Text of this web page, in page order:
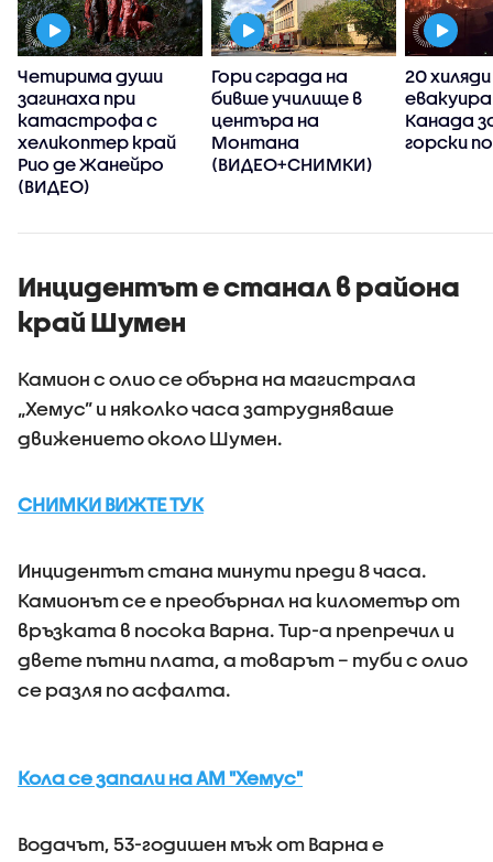
Четирима души
загинаха при
катастрофа с
хеликоптер край
Рио де Жанейро
(ВИДЕО)
Гори сграда на
бивше училище в
центъра на
Монтана
(ВИДЕО+СНИМКИ)
20
Канада
горски
Инцидентът е станал в района
край Шумен
Камион с олио се обърна на магистрала
„Хемус” и няколко часа затрудняваше
движението около Шумен.
СНИМКИ ВИЖТЕ ТУК
Инцидентът стана минути преди 8 часа.
Камионът се е преобърнал на километър от
връзката в посока Варна. Тир-а препречил и
двете пътни плата, а товарът – туби с олио
се разля по асфалта.
Кола се запали на АМ "Хемус"
Водачът, 53-годишен мъж от Варна е